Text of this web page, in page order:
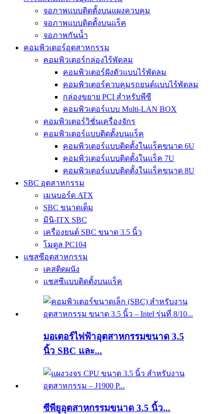
จอภาพแบบติดตั้งบนแผงควบคุม
จอภาพแบบติดตั้งบนแร็ค
จอภาพกันน้ำ
คอมพิวเตอร์อุตสาหกรรม
คอมพิวเตอร์กล่องไร้พัดลม
คอมพิวเตอร์ฝังตัวแบบไร้พัดลม
คอมพิวเตอร์ควบคุมรถยนต์แบบไร้พัดลม
กล่องขยาย PCI สำหรับพีซี
คอมพิวเตอร์แบบ Multi-LAN BOX
คอมพิวเตอร์วิชั่นเครื่องจักร
คอมพิวเตอร์แบบติดตั้งบนแร็ค
คอมพิวเตอร์แบบติดตั้งในแร็คขนาด 6U
คอมพิวเตอร์แบบติดตั้งในแร็ค 7U
คอมพิวเตอร์แบบติดตั้งในแร็คขนาด 8U
SBC อุตสาหกรรม
เมนบอร์ด ATX
SBC ขนาดเต็ม
มินิ-ITX SBC
เครื่องยนต์ SBC ขนาด 3.5 นิ้ว
โมดูล PC104
แชสซีอุตสาหกรรม
เคสติดผนัง
แชสซีแบบติดตั้งบนแร็ค
มอเตอร์ไฟฟ้าอุตสาหกรรมขนาด 3.5
นิ้ว SBC และ...
ซีพียูอุตสาหกรรมขนาด 3.5 นิ้ว...